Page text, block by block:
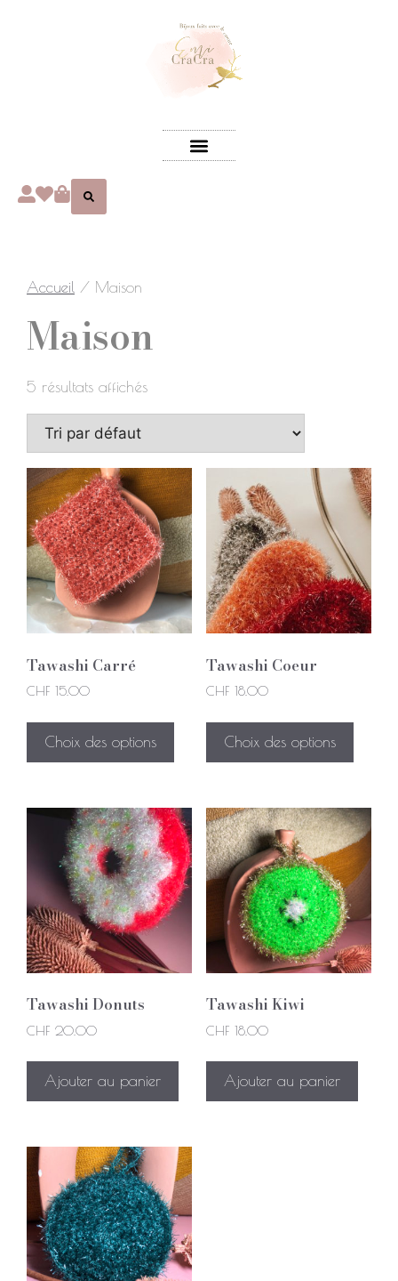
Accueil / Maison
Maison
5 résultats affichés
Tawashi Carré
CHF 15.00
Choix des options
Tawashi Coeur
CHF 18.00
Choix des options
Tawashi Donuts
CHF 20.00
Ajouter au panier
Tawashi Kiwi
CHF 18.00
Ajouter au panier